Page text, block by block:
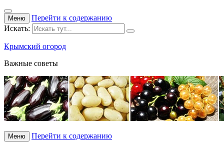
Меню
Перейти к содержанию
Искать:
Крымский огород
Важные советы
Меню Перейти к содержанию